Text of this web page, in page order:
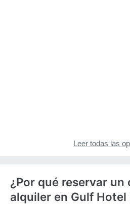
Leer todas las
¿Por qué reservar un
alquiler en Gulf Hotel